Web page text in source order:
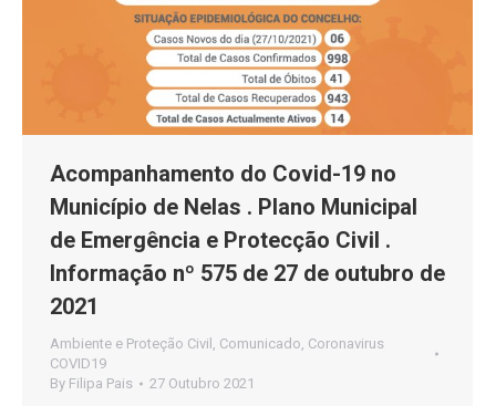
Acompanhamento do Covid-19 no
Município de Nelas . Plano Municipal
de Emergência e Protecção Civil .
Informação nº 575 de 27 de outubro de
2021
Ambiente e Proteção Civil Comunicado Coronavirus
COVID19
By Filipa Pais 27 Outubro 2021